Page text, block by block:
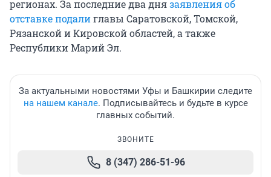
регионах. За последние два днязаявления об
отставке подалиглавы Саратовской, Томской,
Рязанской и Кировской областей, а также
Республики Марий Эл.
За актуальными новостями Уфы и Башкирии следите
на нашем канале. Подписывайтесь и будьте в курсе
главных событий.
ЗВОНИТЕ
8 (347) 286-51-96